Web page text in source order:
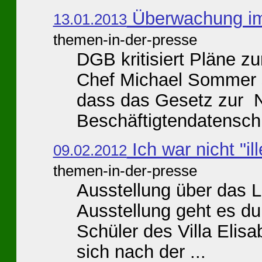
13.01.2013Überwachung
themen-in-der-presse
DGB kritisiert Pläne
Chef Michael
dass das Gesetz zur
09.02.2012 Ich war nicht
themen-in-der-presse
Ausstellung über das
Ausstellung geht es
Schüler des Villa
sich nach der ...